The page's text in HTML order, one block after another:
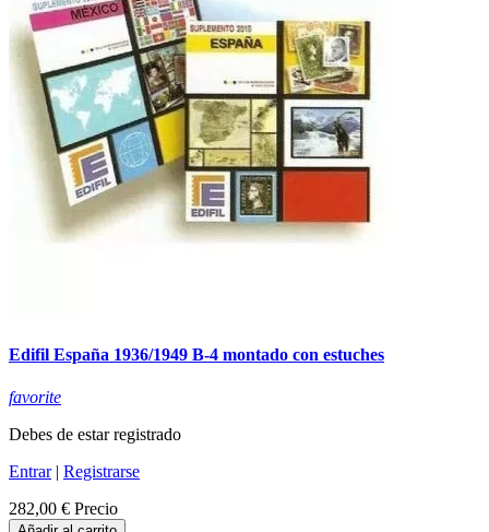
Edifil España 1936/1949 B-4 montado con estuches
favorite
Debes de estar registrado
Entrar| Registrarse
282,00 € Precio